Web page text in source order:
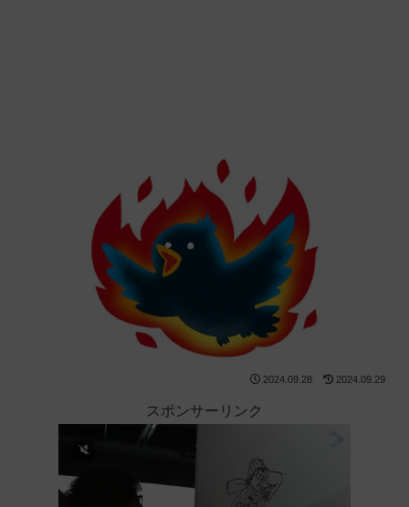
2024.09.28 2024.09.29
スポンサーリンク